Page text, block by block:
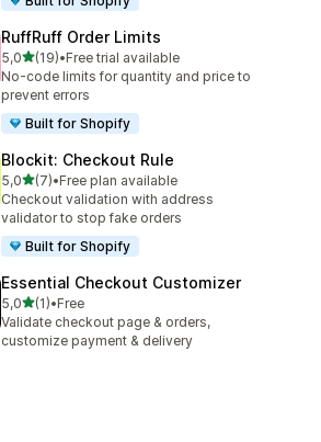
RuffRuff Order Limits
5,05 yıldız üzerinden
(19)
toplam 19 değerlendirme
•Free trial available
No‑code limits for quantity and price to
prevent errors
Built for Shopify
Blockit: Checkout Rule
5,05 yıldız üzerinden
(7)
toplam 7 değerlendirme
•Free plan available
Checkout validation with address
validator to stop fake orders
Built for Shopify
Essential Checkout Customizer
5,05 yıldız üzerinden
(1)
toplam 1 değerlendirme
•Free
Validate checkout page & orders,
customize payment & delivery